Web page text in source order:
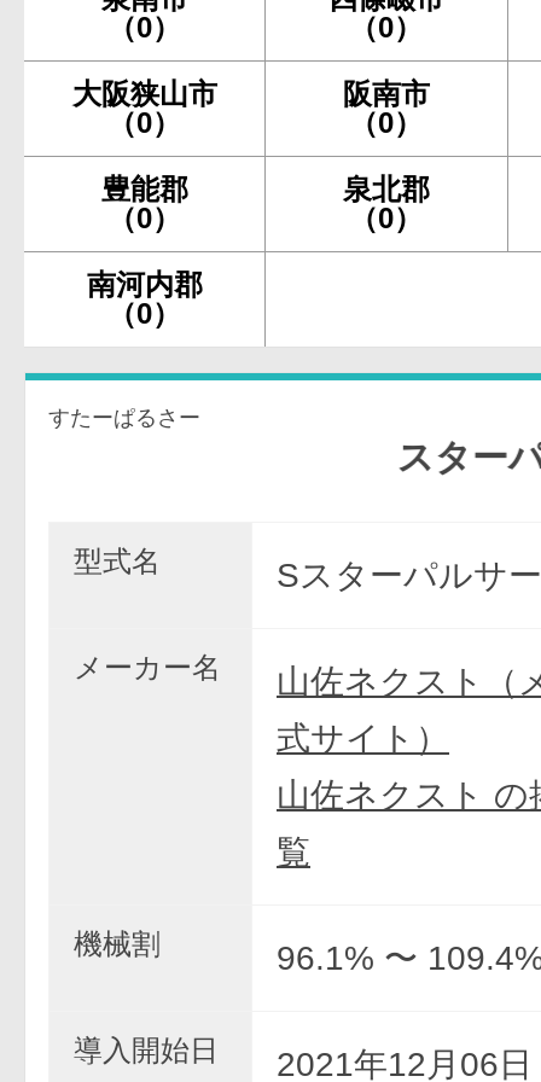
（0）
（0）
大阪狭山市
（0）
阪南市
（0）
豊能郡
（0）
泉北郡
（0）
南河内郡
（0）
すたーぱるさー
スターパルサ
型式名 Sスターパルサ
メーカー名
山佐ネクスト（
式サイト）
山佐ネクスト の
覧
機械割 96.1% 〜
導入開始日 2021年12月06日